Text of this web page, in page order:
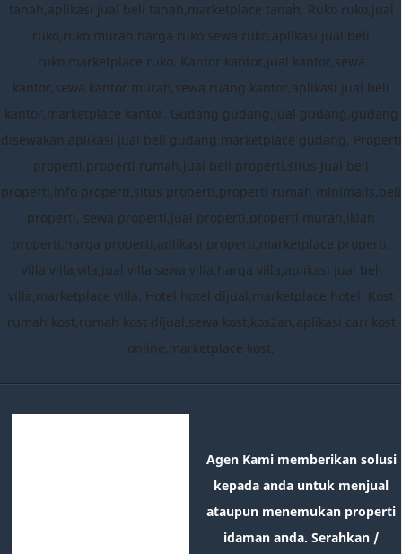
tanah,aplikasi jual beli tanah,marketplace tanah. Ruko ruko,jual
ruko,ruko murah,harga ruko,sewa ruko,aplikasi jual beli
ruko,marketplace ruko. Kantor kantor,jual kantor,sewa
kantor,sewa kantor murah,sewa ruang kantor,aplikasi jual beli
kantor,marketplace kantor. Gudang gudang,jual gudang,gudang
disewakan,aplikasi jual beli gudang,marketplace gudang. Properti
properti,properti rumah,jual beli properti,situs jual beli
properti,info properti,situs properti,properti rumah minimalis,beli
properti, sewa properti,jual properti,properti murah,iklan
properti,harga properti,aplikasi properti,marketplace properti.
Villa villa,vila,jual villa,sewa villa,harga villa,aplikasi jual beli
villa,marketplace villa. Hotel hotel dijual,marketplace hotel. Kost
rumah kost,rumah kost dijual,sewa kost,kos2an,aplikasi cari kost
online,marketplace kost.
Agen Kami memberikan solusi kepada anda untuk menjual
ataupun menemukan properti idaman anda. Serahkan /
Kuasakan Kepada kami segala urusan property anda kepada
kami yang profesional dalam urusan rumah di jual di medan